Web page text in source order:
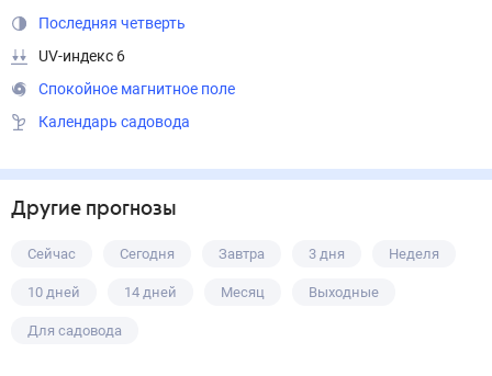
Последняя четверть
UV-индекс 6
Спокойное магнитное поле
Календарь садовода
Другие прогнозы
Сейчас Сегодня Завтра 3 дня Неделя
10 дней 14 дней Месяц Выходные
Для садовода